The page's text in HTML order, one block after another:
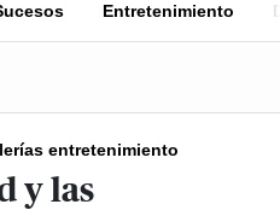
Entretenimiento
entretenimiento
y las